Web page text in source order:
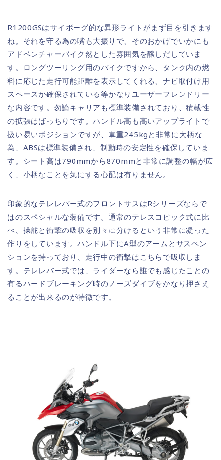
R1200GSはサイボーグ的な異形ライトがまず目を引きます
ね。それを守る為の嘴も大振りで、そのおかげでいかにも
アドベンチャーバイク然とした雰囲気を醸しだしていま
す。ロングツーリング用のバイクですから、タンク内の燃
料に応じた走行可能距離を表示してくれる、ナビ取付け用
スペースが確保されている等かなりユーザーフレンドリー
な内容です。勿論キャリアも標準装備されており、積載性
の拡張はばっちりです。ハンドル高も高いアップライトで
扱い易いポジションですが、車重245kgと非常に大柄な
為、ABSは標準装備され、制動時の安定性を確保していま
す。シート高は790mmから870mmと非常に調整の幅が広
く、小柄なことを気にする心配は有りません。
印象的なテレレバー式のフロントサスはRシリーズならで
はのスペシャルな装備です。通常のテレスコピック式に比
べ、操舵と衝撃の吸収を別々に分けるという非常に凝った
作りをしています。ハンドル下にA型のアームとサスペン
ションを持っており、走行中の衝撃はこちらで吸収しま
す。テレレバー式では、ライダーなら誰でも感じたことの
有るハードブレーキング時のノーズダイブをかなり押さえ
ることが出来るのが特徴です。